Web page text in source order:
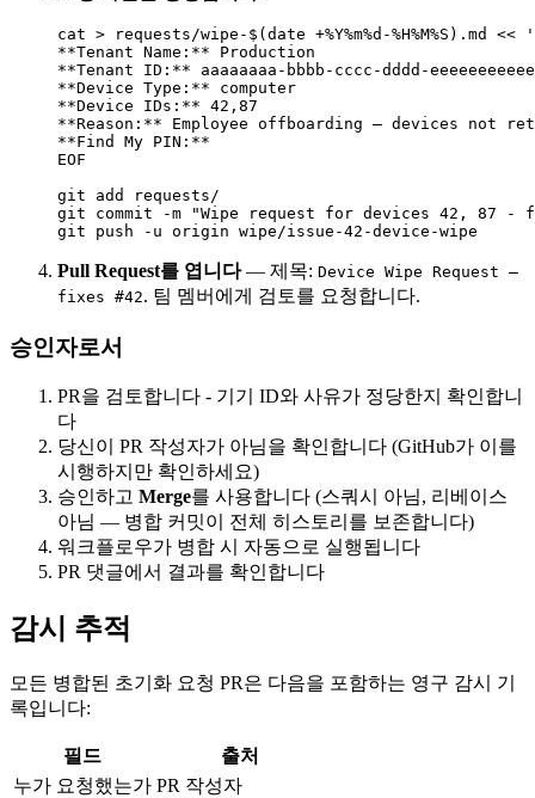
cat > requests/wipe-$(date +%Y%m%d-%H%M%S).md <<
**Tenant Name:** Production
**Tenant ID:** aaaaaaaa-bbbb-cccc-dddd-
**Device Type:** computer
**Device IDs:** 42,87
**Reason:** Employee offboarding — devices not
**Find My PIN:**
EOF
git add requests/
git commit -m "Wipe request for devices 42, 87 -
Pull Request를 엽니다— 제목: Device Wipe Request —
fixes #42. 팀 멤버에게 검토를 요청합니다.
승인자로서
PR을 검토합니다 - 기기 ID와 사유가 정당한지 확인합니
다
당신이 PR 작성자가 아님을 확인합니다 (GitHub가 이를
시행하지만 확인하세요)
승인하고 Merge를 사용합니다 (스쿼시 아님, 리베이스
아님 — 병합 커밋이 전체 히스토리를 보존합니다)
워크플로우가 병합 시 자동으로 실행됩니다
PR 댓글에서 결과를 확인합니다
감시 추적
모든 병합된 초기화 요청 PR은 다음을 포함하는 영구 감시 기
록입니다:
필드
출처
누가 요청했는가 PR 작성자